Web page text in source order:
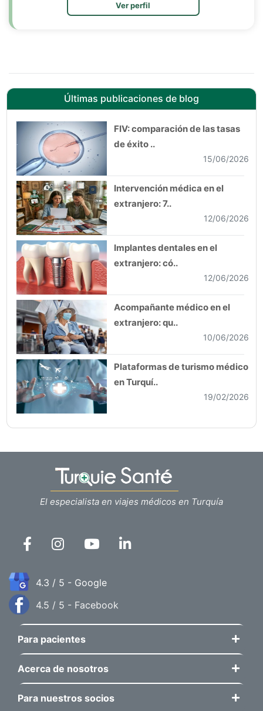
Ver perfil
Últimas publicaciones de blog
FIV: comparación de las tasas
de éxito ..
15/06/2026
Intervención médica en el
extranjero: 7..
12/06/2026
Implantes dentales en el
extranjero: có..
12/06/2026
Acompañante médico en el
extranjero: qu..
10/06/2026
Plataformas de turismo médico
en Turquí..
19/02/2026
El especialista en viajes médicos en Turquía
4.3 / 5 - Google
4.5 / 5 - Facebook
Para pacientes
Acerca de nosotros
Para nuestros socios